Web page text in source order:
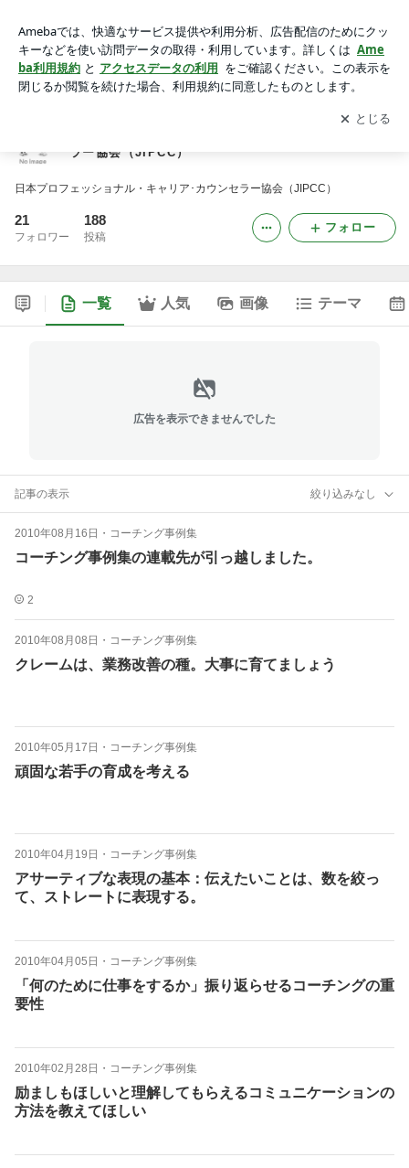
（JIPCC）アプリをダウンロードして ブログの更新通知
を受け取りまし
ょう。
開く
ラー協会（JIPCC）
日本プロフェッショナル・キャリア･カウンセラー協会（JIPCC）
21
フォロワー
188
投稿
フォロー
一覧 人気 画像 テーマ
広告を表示できませんでした
記事の表示 絞り込みなし
2010年08月16日 ・ コーチング事例集
コーチング事例集の連載先が引っ越しました。
2
2010年08月08日 ・ コーチング事例集
クレームは、業務改善の種。大事に育てましょう
2010年05月17日 ・ コーチング事例集
頑固な若手の育成を考える
2010年04月19日 ・ コーチング事例集
アサーティブな表現の基本：伝えたいことは、数を絞っ
て、ストレートに表現する。
2010年04月05日 ・ コーチング事例集
「何のために仕事をするか」振り返らせるコーチングの重
要性
2010年02月28日 ・ コーチング事例集
励ましもほしいと理解してもらえるコミュニケーションの
方法を教えてほしい